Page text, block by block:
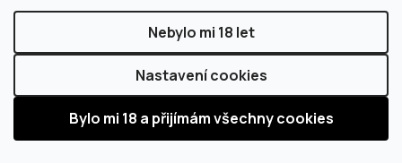
Nebylo mi 18 let
Nastavení cookies
O
v
l
d
a
S
t
r
á
n
k
o
1 6
NAHORU